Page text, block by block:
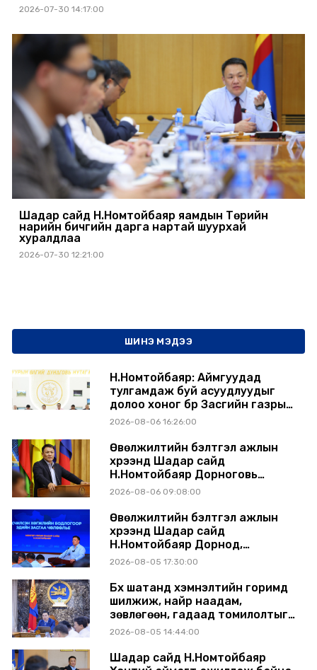
2026-07-30 14:17:00
Шадар сайд Н.Номтойбаяр яамдын Төрийн
нарийн бичгийн дарга нартай шуурхай
хуралдлаа
2026-07-30 12:21:00
ШИНЭ МЭДЭЭ
Н.Номтойбаяр: Аймгуудад
тулгамдаж буй асуудлуудыг
долоо хоног бүр Засгийн газрын
хуралдаанд танилцуулж,
2026-08-06 16:26:00
Өвөлжилтийн бэлтгэл ажлын
хүрээнд Шадар сайд
Н.Номтойбаяр Дорноговь
аймагт ажиллав
2026-08-06 09:08:00
Өвөлжилтийн бэлтгэл ажлын
хүрээнд Шадар сайд
Н.Номтойбаяр Дорнод,
Сүхбаатар аймагт ажиллав
2026-08-05 17:30:00
Бүх шатанд хэмнэлтийн горимд
шилжиж, найр наадам,
зөвлөгөөн, гадаад томилолтыг
хориглолоо
2026-08-05 14:44:00
Шадар сайд Н.Номтойбаяр